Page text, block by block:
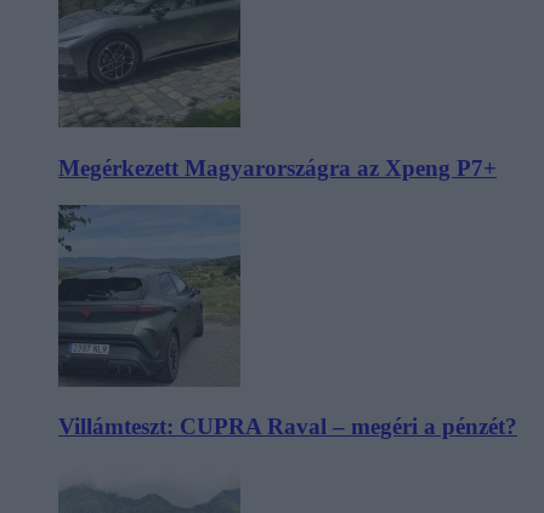
Megérkezett Magyarországra az Xpeng P7+
Villámteszt: CUPRA Raval – megéri a pénzét?